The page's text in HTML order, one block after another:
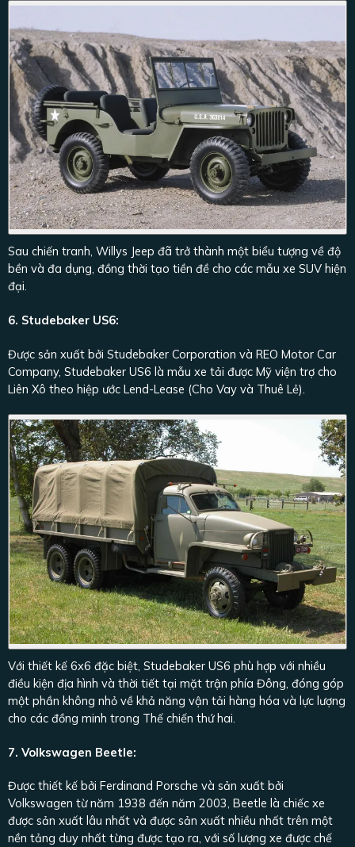
Sau chiến tranh, Willys Jeep đã trở thành một biểu tượng về độ
bền và đa dụng, đồng thời tạo tiền đề cho các mẫu xe SUV hiện
đại.
6. Studebaker US6:
Được sản xuất bởi Studebaker Corporation và REO Motor Car
Company, Studebaker US6 là mẫu xe tải được Mỹ viện trợ cho
Liên Xô theo hiệp ước Lend-Lease (Cho Vay và Thuê Lẻ).
Với thiết kế 6x6 đặc biệt, Studebaker US6 phù hợp với nhiều
điều kiện địa hình và thời tiết tại mặt trận phía Đông, đóng góp
một phần không nhỏ về khả năng vận tải hàng hóa và lực lượng
cho các đồng minh trong Thế chiến thứ hai.
7. Volkswagen Beetle:
Được thiết kế bởi Ferdinand Porsche và sản xuất bởi
Volkswagen từ năm 1938 đến năm 2003, Beetle là chiếc xe
được sản xuất lâu nhất và được sản xuất nhiều nhất trên một
nền tảng duy nhất từng được tạo ra, với số lượng xe được chế